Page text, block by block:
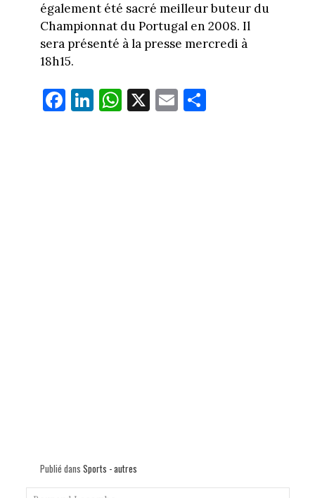
également été sacré meilleur buteur du
Championnat du Portugal en 2008. Il
sera présenté à la presse mercredi à
18h15.
Fa
ce
Li
nk
W
ha
X E
m
Pa
Publié dans Sports - autres